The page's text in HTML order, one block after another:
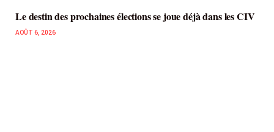
Le destin des prochaines élections se joue déjà dans les CIV
AOÛT 6, 2026